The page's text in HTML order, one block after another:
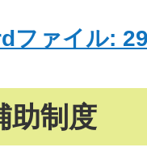
ファイル:
助制度